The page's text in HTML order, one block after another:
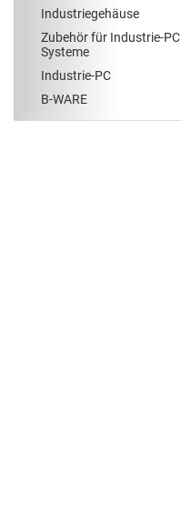
Industriegehäuse
Zubehör für Industrie-PC
Systeme
Industrie-PC
B-WARE